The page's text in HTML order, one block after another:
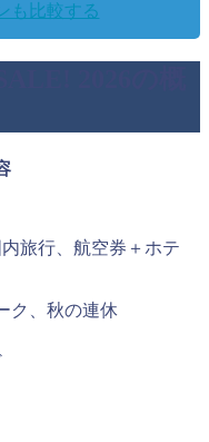
も比較する
旅行、航空券＋ホテ
ク、秋の連休